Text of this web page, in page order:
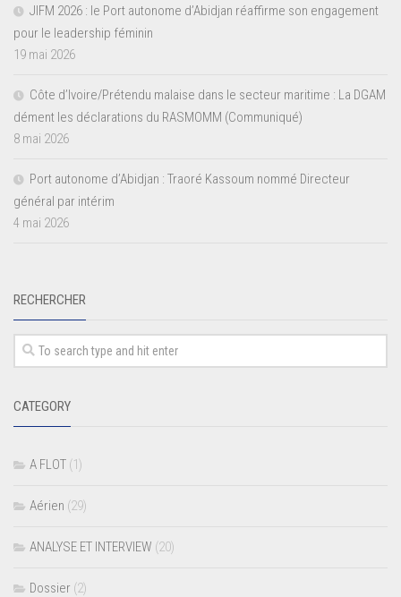
JIFM 2026 : le Port autonome d’Abidjan réaffirme son engagement
pour le leadership féminin
19 mai 2026
Côte d’Ivoire/Prétendu malaise dans le secteur maritime : La DGAM
dément les déclarations du RASMOMM (Communiqué)
8 mai 2026
Port autonome d’Abidjan : Traoré Kassoum nommé Directeur
général par intérim
4 mai 2026
RECHERCHER
CATEGORY
A FLOT (1)
Aérien (29)
ANALYSE ET INTERVIEW (20)
Dossier (2)